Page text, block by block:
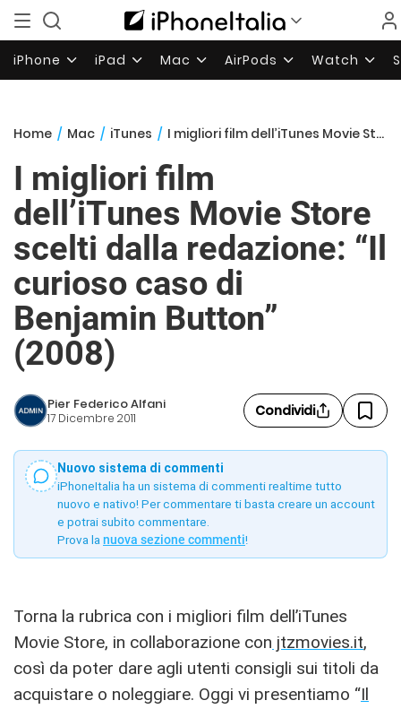
iPhone iPad Mac AirPods Watch
Home / Mac / iTunes / I migliori film dell’iTunes Movie Store scelti dalla redazione: “Il curioso caso di Benjamin Button” (2008)
I migliori film
dell’iTunes Movie Store
scelti dalla redazione: “Il
curioso caso di
Benjamin Button”
(2008)
Pier Federico Alfani
17 Dicembre 2011 Condividi
Nuovo sistema di commenti
iPhoneItalia ha un sistema di commenti realtime tutto
nuovo e nativo! Per commentare ti basta creare un account
e potrai subito commentare.
Prova la nuova sezione commenti!
Torna la rubrica con i migliori film dell’iTunes
Movie Store, in collaborazione con jtzmovies.it,
così da poter dare agli utenti consigli sui titoli da
acquistare o noleggiare. Oggi vi presentiamo “Il